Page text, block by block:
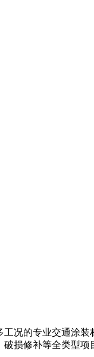
况的专业交通涂
破损修补等全类型